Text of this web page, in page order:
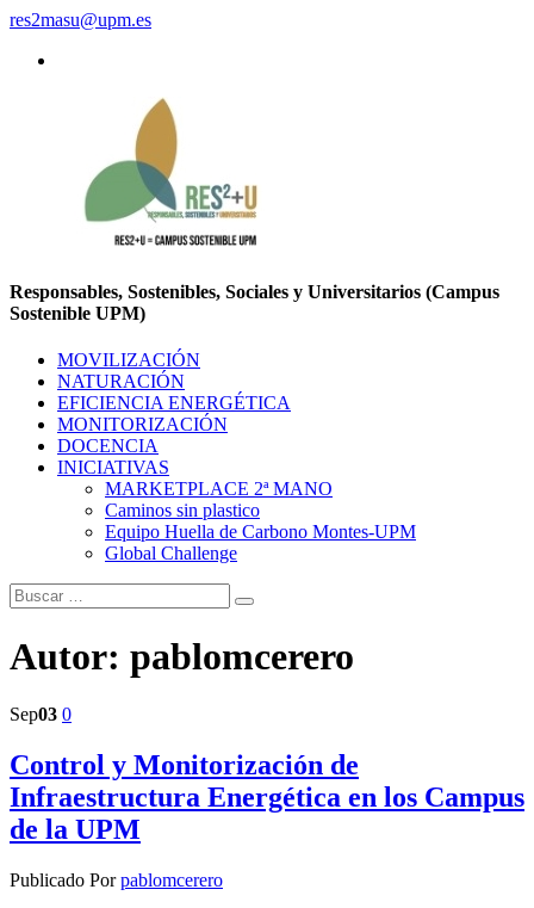
res2masu@upm.es
Responsables, Sostenibles, Sociales y Universitarios (Campus
Sostenible UPM)
MOVILIZACIÓN
NATURACIÓN
EFICIENCIA ENERGÉTICA
MONITORIZACIÓN
DOCENCIA
INICIATIVAS
MARKETPLACE 2ª MANO
Caminos sin plastico
Equipo Huella de Carbono Montes-UPM
Global Challenge
Autor: pablomcerero
Sep03 0
Control y Monitorización de
Infraestructura Energética en los Campus
de la UPM
Publicado Porpablomcerero